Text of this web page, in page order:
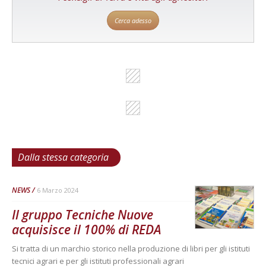
Cerca adesso
Dalla stessa categoria
NEWS 6 Marzo 2024
Il gruppo Tecniche Nuove
acquisisce il 100% di REDA
Si tratta di un marchio storico nella produzione di libri per gli istituti
tecnici agrari e per gli istituti professionali agrari